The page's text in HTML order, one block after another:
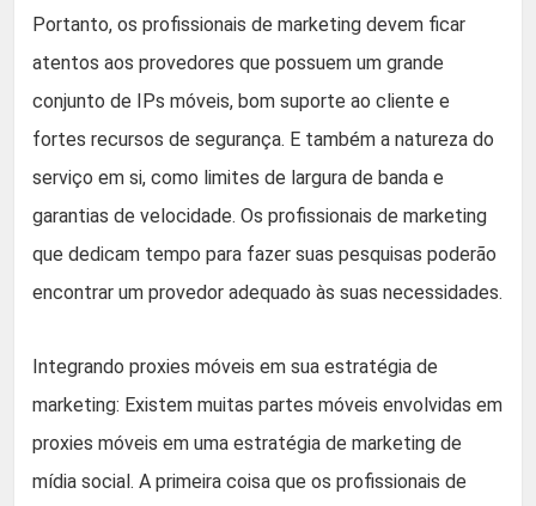
Portanto, os profissionais de marketing devem ficar
atentos aos provedores que possuem um grande
conjunto de IPs móveis, bom suporte ao cliente e
fortes recursos de segurança. E também a natureza do
serviço em si, como limites de largura de banda e
garantias de velocidade. Os profissionais de marketing
que dedicam tempo para fazer suas pesquisas poderão
encontrar um provedor adequado às suas necessidades.
Integrando proxies móveis em sua estratégia de
marketing: Existem muitas partes móveis envolvidas em
proxies móveis em uma estratégia de marketing de
mídia social. A primeira coisa que os profissionais de